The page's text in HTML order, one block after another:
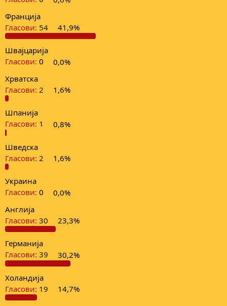
Франција
Гласови: 54 41,9%
Швајцарија
Гласови: 0
0,0%
Хрватска
Гласови: 2 1,6%
Шпанија
Гласови: 1 0,8%
Шведска
Гласови: 2 1,6%
Украина
Гласови: 0
0,0%
Англија
Гласови: 30 23,3%
Германија
Гласови: 39 30,2%
Холандија
Гласови: 19 14,7%